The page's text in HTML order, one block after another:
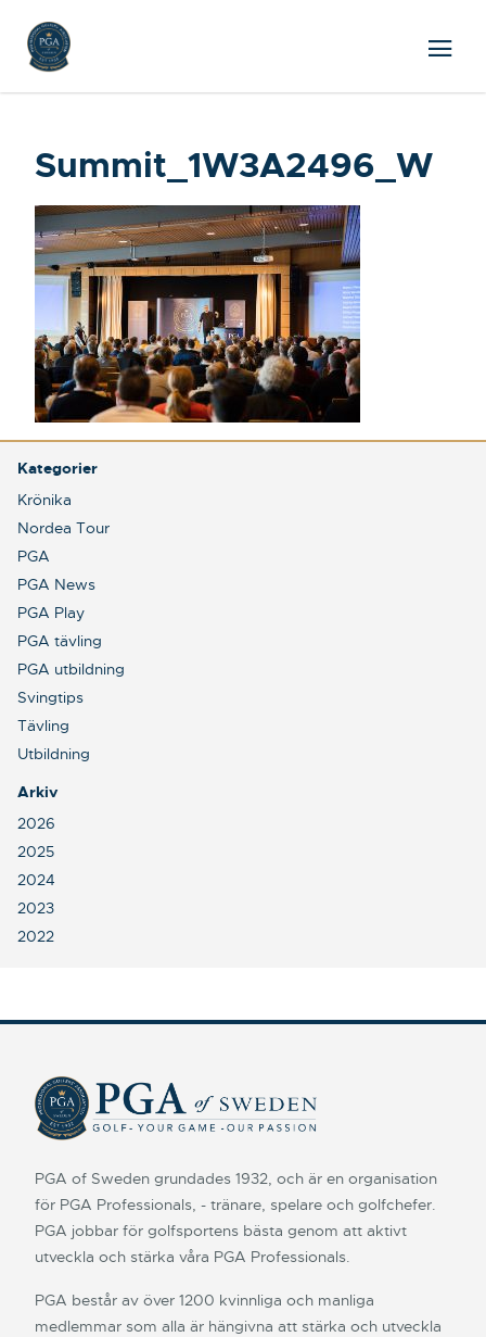
Summit_1W3A2496_W
Kategorier
Krönika
Nordea Tour
PGA
PGA News
PGA Play
PGA tävling
PGA utbildning
Svingtips
Tävling
Utbildning
Arkiv
2026
2025
2024
2023
2022
PGA of Sweden grundades 1932, och är en organisation
för PGA Professionals, - tränare, spelare och golfchefer.
PGA jobbar för golfsportens bästa genom att aktivt
utveckla och stärka våra PGA Professionals.
PGA består av över 1200 kvinnliga och manliga
medlemmar som alla är hängivna att stärka och utveckla